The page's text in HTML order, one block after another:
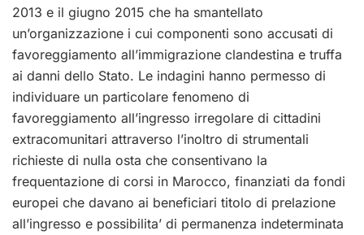
2013 e il giugno 2015 che ha smantellato
un’organizzazione i cui componenti sono accusati di
favoreggiamento all’immigrazione clandestina e truffa
ai danni dello Stato. Le indagini hanno permesso di
individuare un particolare fenomeno di
favoreggiamento all’ingresso irregolare di cittadini
extracomunitari attraverso l’inoltro di strumentali
richieste di nulla osta che consentivano la
frequentazione di corsi in Marocco, finanziati da fondi
europei che davano ai beneficiari titolo di prelazione
all’ingresso e possibilita’ di permanenza indeterminata